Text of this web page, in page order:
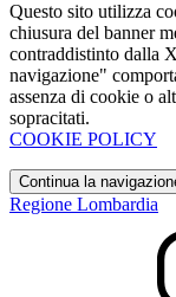
Questo sito utilizza
chiusura del banner
contraddistinto dalla
navigazione"
assenza di cookie o
sopracitati.
COOKIE POLICY
Continua la
Regione Lombardia